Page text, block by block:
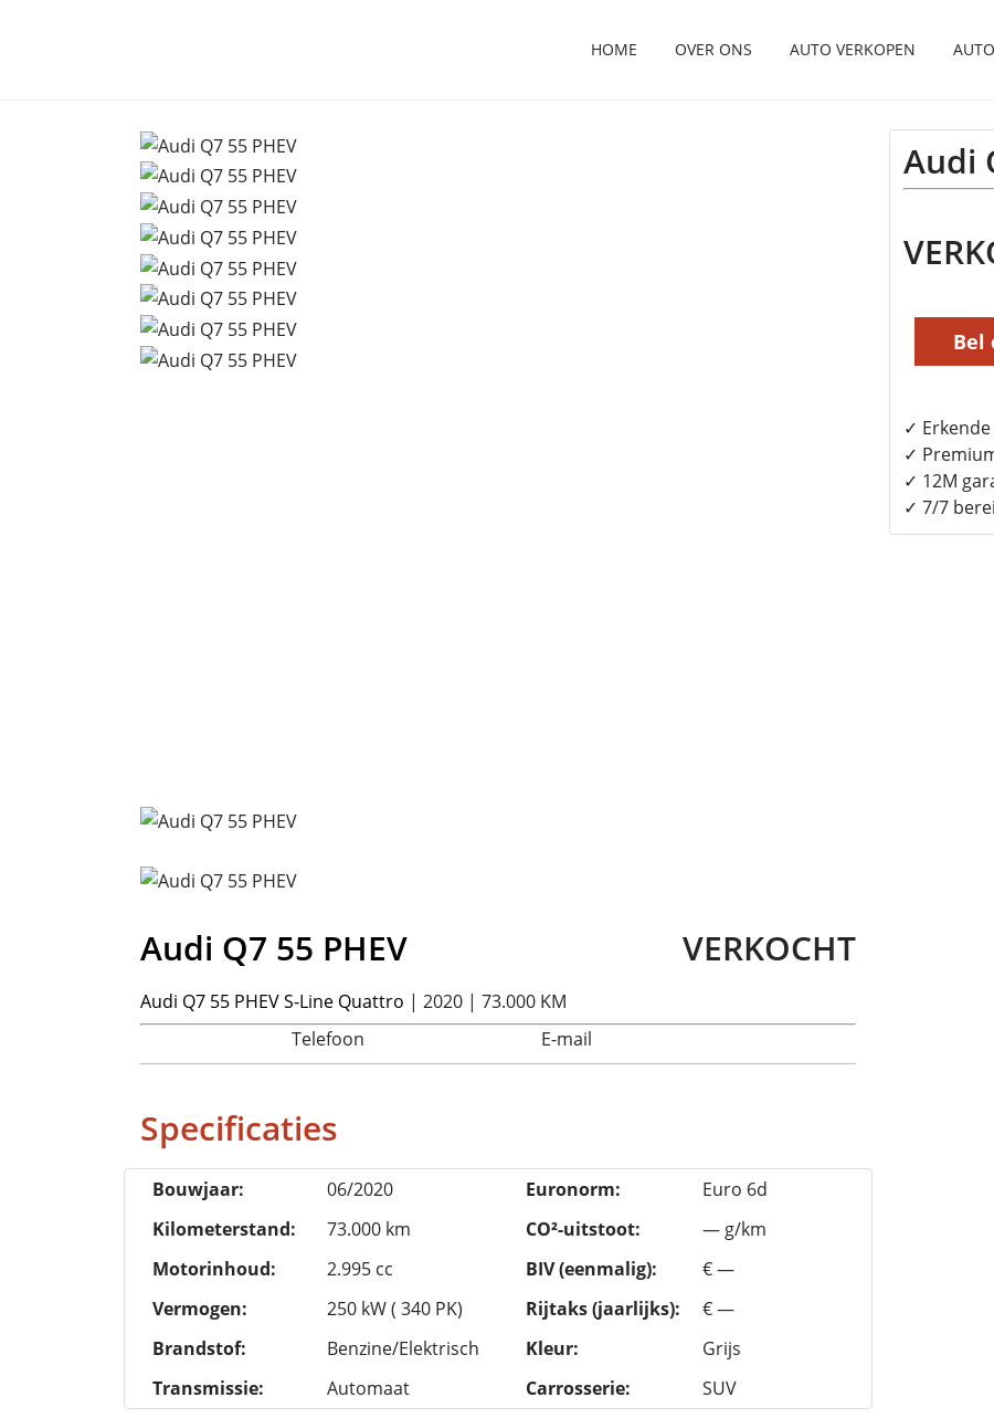
HOME OVER ONS AUTO VERKOPEN
Audi Q7 55 PHEV VERKOCHT
Audi Q7 55 PHEV S-Line Quattro | 2020 | 73.000 KM
Telefoon
E-mail
Specificaties
Bouwjaar:
06/2020
Kilometerstand:
73.000 km
Motorinhoud:
2.995 cc
Vermogen:
250 kW ( 340 PK)
Brandstof:
Benzine/Elektrisch
Transmissie:
Automaat
Euronorm:
Euro 6d
CO²-uitstoot:
— g/km
BIV (eenmalig):
€ —
Rijtaks (jaarlijks):
€ —
Kleur:
Grijs
Carrosserie:
SUV
Audi
Bel
✓
✓
✓ 12M
✓ 7/7